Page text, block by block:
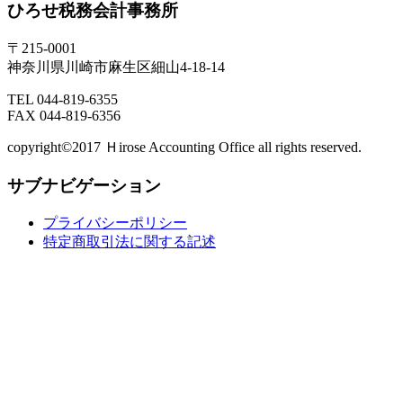
ひろせ税務会計事務所
〒215-0001
神奈川県川崎市麻生区細山4-18-14
TEL 044-819-6355
FAX 044-819-6356
copyright©2017 Ｈirose Accounting Office all rights reserved.
サブナビゲーション
プライバシーポリシー
特定商取引法に関する記述